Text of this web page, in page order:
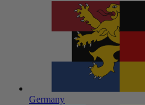
Germany